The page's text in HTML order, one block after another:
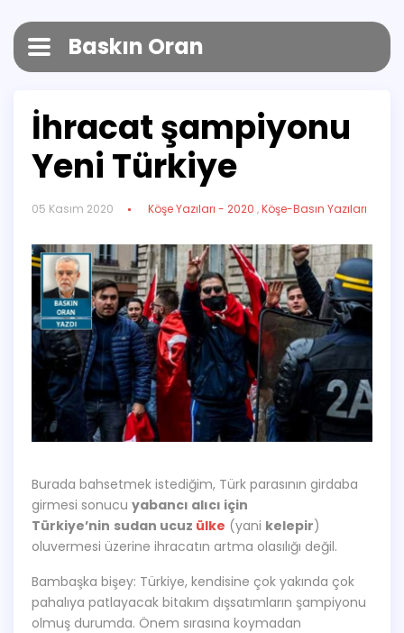
Baskın Oran
İhracat şampiyonu
Yeni Türkiye
05 Kasım 2020 Köşe Yazıları - 2020 ,Köşe-Basın Yazıları
Burada bahsetmek istediğim, Türk parasının girdaba
girmesi sonucu yabancı alıcı için
Türkiye’nin sudan ucuz ülke (yani kelepir)
oluvermesi üzerine ihracatın artma olasılığı değil.
Bambaşka bişey: Türkiye, kendisine çok yakında çok
pahalıya patlayacak bitakım dışsatımların şampiyonu
olmuş durumda. Önem sırasına koymadan